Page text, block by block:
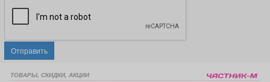
Отправить
ТОВАРЫ, СКИДКИ, АКЦИИ